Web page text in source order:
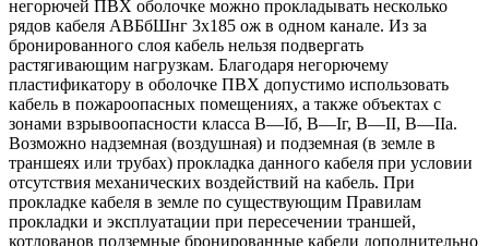
негорючей ПВХ оболочке можно прокладывать несколько
рядов кабеля АВБбШнг 3х185 ож в одном канале. Из за
бронированного слоя кабель нельзя подвергать
растягивающим нагрузкам. Благодаря негорючему
пластификатору в оболочке ПВХ допустимо использовать
кабель в пожароопасных помещениях, а также объектах с
зонами взрывоопасности класса B—Iб, B—Iг, В—II, В—IIа.
Возможно надземная (воздушная) и подземная (в земле в
траншеях или трубах) прокладка данного кабеля при условии
отсутствия механических воздействий на кабель. При
прокладке кабеля в земле по существующим Правилам
прокладки и эксплуатации при пересечении траншей,
котлованов подземные бронированные кабели дополнительно